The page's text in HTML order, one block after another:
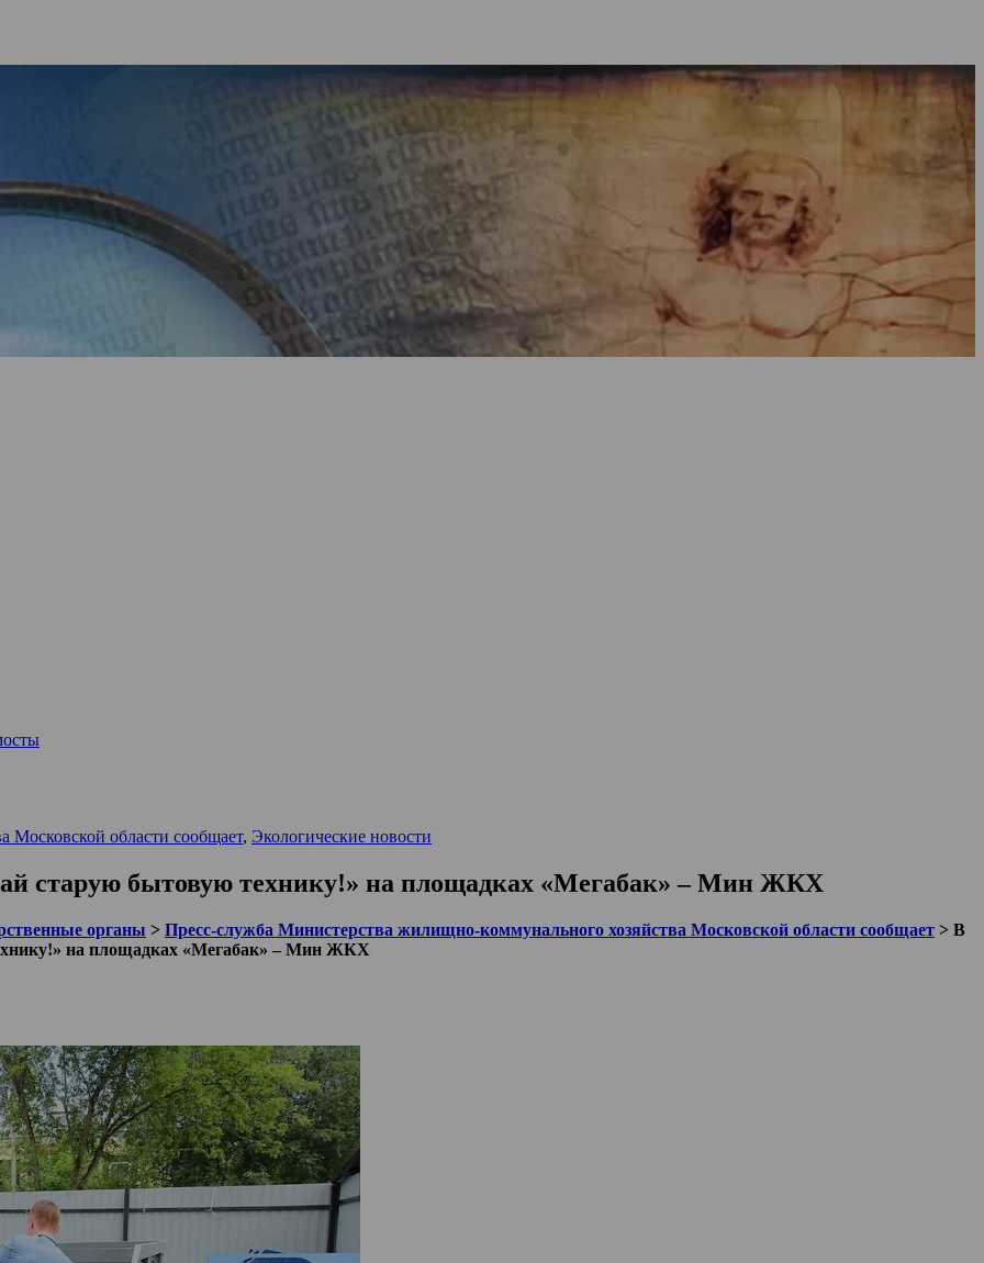
Московской области сообщает, Экологические новости
старую бытовую технику!» на площадках «Мегабак» – Мин ЖКХ
органы > Пресс-служба Министерства жилищно-коммунального хозяйства Московской области сообщает > В
на площадках «Мегабак» – Мин ЖКХ